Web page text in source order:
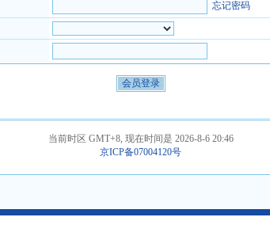
忘记密码
当前时区 GMT+8, 现在时间是 2026-8-6 20:46
京ICP备07004120号